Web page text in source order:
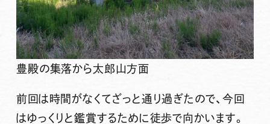
豊殿の集落から太郎山方面
前回は時間がなくてざっと通り過ぎたので、今回
はゆっくりと鑑賞するために徒歩で向かいます。